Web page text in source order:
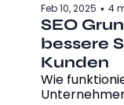
Feb 10, 2025 • 4
SEO
bessere
Kunden
Wie